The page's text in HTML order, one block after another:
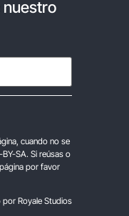
cuando no se
SA. Si reúsas o
por favor
Royale Studios